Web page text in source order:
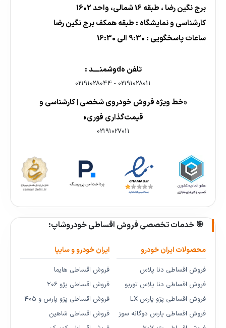
برج نگین رضا ، طبقه 16 شمالی، واحد 1602
کارشناسی و نمایشگاه : طبقه همکف برج نگین رضا
ساعات پاسخگویی : 9:30 الی 16:30
تلفن هdوشمنــــد :
02191028011
-
02191028044
«خط ویژه فروش خودروی شخصی | کارشناسی و
قیمت‌گذاری فوری»
02191027011
🎯 خدمات تخصصی فروش اقساطی خودروشاپ:
محصولات ایران خودرو
فروش اقساطی دنا پلاس
فروش اقساطی دنا پلاس توربو
فروش اقساطی پژو پارس LX
فروش اقساطی پارس دوگانه سوز
ایران خودرو و سایپا
فروش اقساطی هایما
فروش اقساطی پژو ۲۰۶
فروش اقساطی پژو پارس و ۴۰۵
فروش اقساطی شاهین